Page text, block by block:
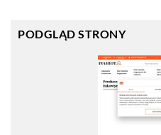
PODGLĄD STRONY